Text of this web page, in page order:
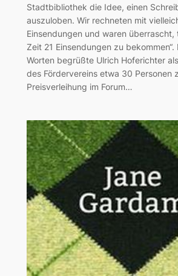
Stadtbibliothek die Idee, einen
auszuloben. Wir rechneten mit
Einsendungen und waren
Zeit 21 Einsendungen zu bekommen“.
Worten begrüßte Ulrich Hoferichter
des Fördervereins etwa 30 Personen
Preisverleihung im Forum…